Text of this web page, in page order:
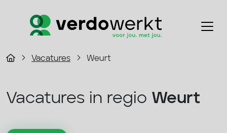
Vacatures Weurt
Vacatures in regio Weurt